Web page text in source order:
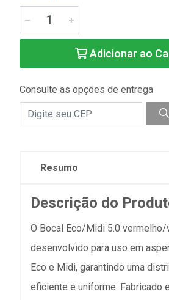
Adicionar ao
Consulte as opções de entrega
Resumo
Descrição do
O Bocal Eco/Midi 5.0 vermelho/
desenvolvido para uso em
Eco e Midi, garantindo uma
eficiente e uniforme. Fabricado